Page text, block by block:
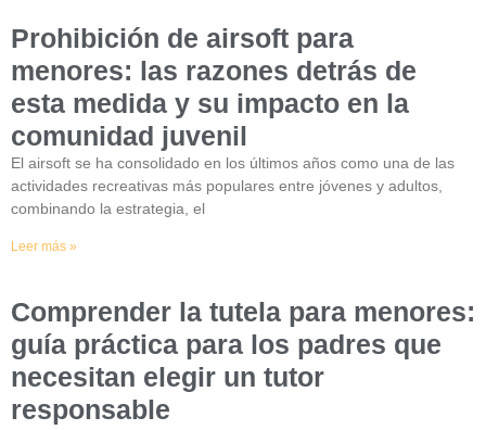
Prohibición de airsoft para
menores: las razones detrás de
esta medida y su impacto en la
comunidad juvenil
El airsoft se ha consolidado en los últimos años como una de las
actividades recreativas más populares entre jóvenes y adultos,
combinando la estrategia, el
Leer más »
Comprender la tutela para menores:
guía práctica para los padres que
necesitan elegir un tutor
responsable